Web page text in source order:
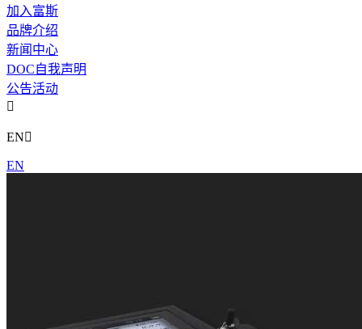
加入富斯
品牌介绍
新闻中心
DOC自我声明
公告活动

EN
EN